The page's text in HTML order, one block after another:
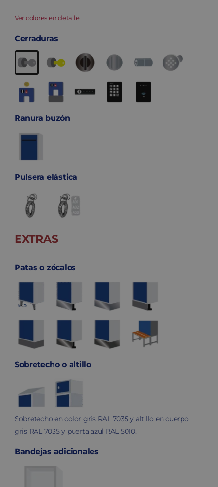
Ver colores en detalle
Cerraduras
Ranura buzón
Pulsera elástica
EXTRAS
Patas o zócalos
Sobretecho o altillo
Sobretecho en color gris RAL 7035 y altillo en cuerpo
gris RAL 7035 y puerta azul RAL 5010.
Bandejas adicionales